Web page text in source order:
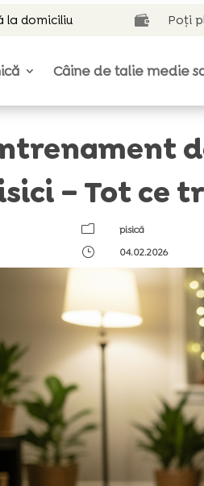
la domiciliu  Poți
Câine de talie medie
– Tot ce
m
pisică
}
04.02.2026